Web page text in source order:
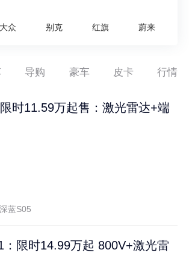
大众 别克 红旗 蔚来
导购 豪车 皮卡 行情
时11.59万起售：激光雷达+端
深蓝S05
限时14.99万起 800V+激光雷